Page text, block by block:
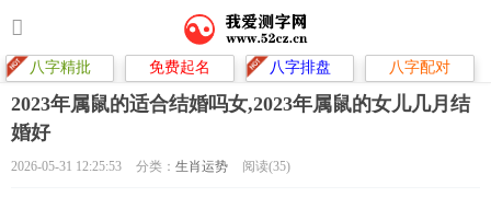
八字精批 免费起名 八字排盘 八字配对
2023年属鼠的适合结婚吗女,2023年属鼠的女儿几月结
婚好
2026-05-31 12:25:53 分类： 生肖运势 阅读(35)